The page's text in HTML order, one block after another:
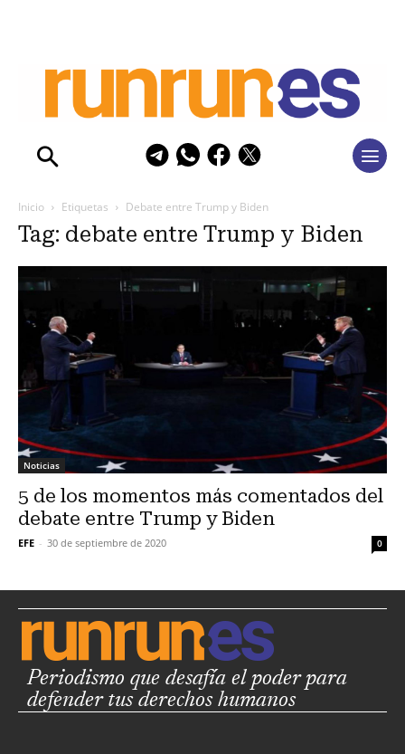
Inicio Etiquetas Debate entre Trump y Biden
Tag: debate entre Trump y Biden
Noticias
5 de los momentos más comentados del
debate entre Trump y Biden
EFE - 30 de septiembre de 2020 0
Periodismo que desafía el poder para
defender tus derechos humanos